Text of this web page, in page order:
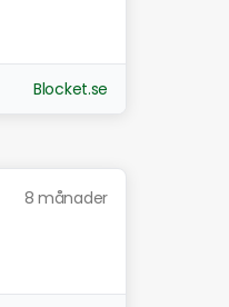
Blocket.se
8 månader